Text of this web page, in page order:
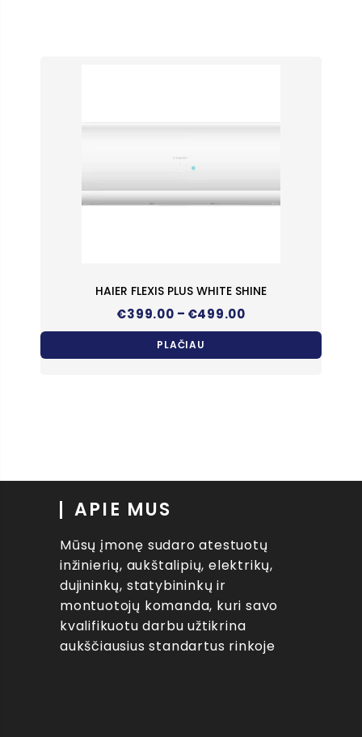
HAIER FLEXIS PLUS WHITE SHINE
€399.00 – €499.00Price
€399.00
€499.00
PLAČIAU
APIE MUS
Mūsų įmonę sudaro atestuotų
inžinierių, aukštalipių, elektrikų,
dujininkų, statybininkų ir
montuotojų komanda, kuri savo
kvalifikuotu darbu užtikrina
aukščiausius standartus rinkoje